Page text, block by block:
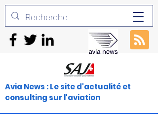
Avia News : Le site d'actualité et
consulting sur l'aviation